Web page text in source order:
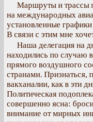
Маршруты и трассы
на международных
установленные
В связи с этим мне
Наша делегация на
находились по случаю
прямого воздушного
странами. Признаться,
вакханалии, как в эти
Политическая
совершенно ясна:
внимание от мирных